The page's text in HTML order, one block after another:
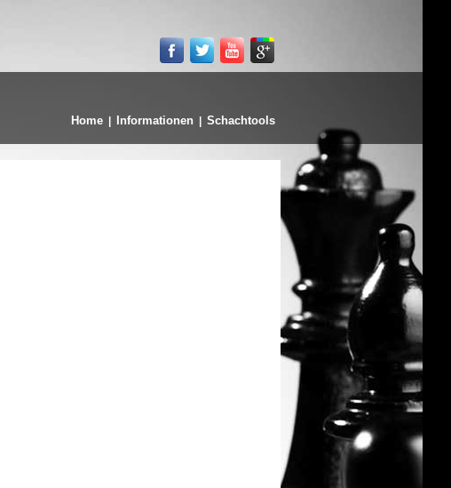
Home Informationen Schachtools